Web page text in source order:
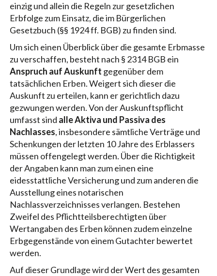
einzig und allein die Regeln zur gesetzlichen
Erbfolge zum Einsatz, die im Bürgerlichen
Gesetzbuch (§§ 1924 ff. BGB) zu finden sind.
Um sich einen Überblick über die gesamte Erbmasse
zu verschaffen, besteht nach § 2314 BGB ein
Anspruch auf Auskunft gegenüber dem
tatsächlichen Erben. Weigert sich dieser die
Auskunft zu erteilen, kann er gerichtlich dazu
gezwungen werden. Von der Auskunftspflicht
umfasst sind alle Aktiva und Passiva des
Nachlasses, insbesondere sämtliche Verträge und
Schenkungen der letzten 10 Jahre des Erblassers
müssen offengelegt werden. Über die Richtigkeit
der Angaben kann man zum einen eine
eidesstattliche Versicherung und zum anderen die
Ausstellung eines notarischen
Nachlassverzeichnisses verlangen. Bestehen
Zweifel des Pflichtteilsberechtigten über
Wertangaben des Erben können zudem einzelne
Erbgegenstände von einem Gutachter bewertet
werden.
Auf dieser Grundlage wird der Wert des gesamten